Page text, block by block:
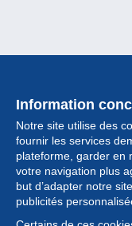
Information
Notre site utilise des
fournir les services
plateforme, garder en
votre navigation plus
but d’adapter notre
publicités
Collection